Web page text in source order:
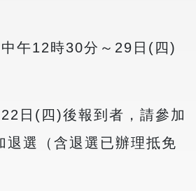
午12時30分～29日(四)
日(四)後報到者，請參加
退選（含退選已辦理抵免